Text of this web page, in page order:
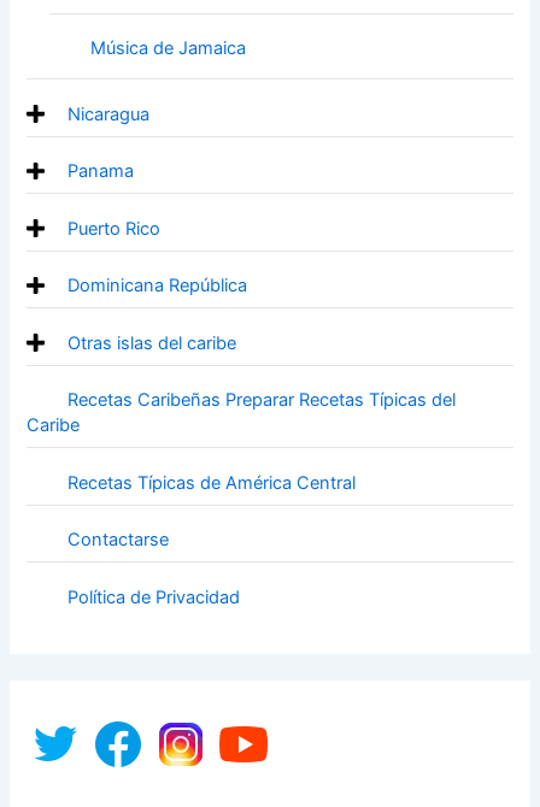
Música de Jamaica
Nicaragua
Panama
Puerto Rico
Dominicana República
Otras islas del caribe
Recetas Caribeñas Preparar Recetas Típicas del
Caribe
Recetas Típicas de América Central
Contactarse
Política de Privacidad